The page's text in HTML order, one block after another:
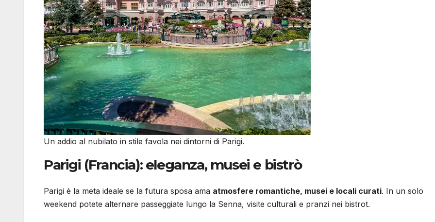
Un addio al nubilato in stile favola nei dintorni di Parigi.
Parigi (Francia): eleganza, musei e bistrò
Parigi è la meta ideale se la futura sposa ama atmosfere romantiche, musei e locali curati. In un solo
weekend potete alternare passeggiate lungo la Senna, visite culturali e pranzi nei bistrot.